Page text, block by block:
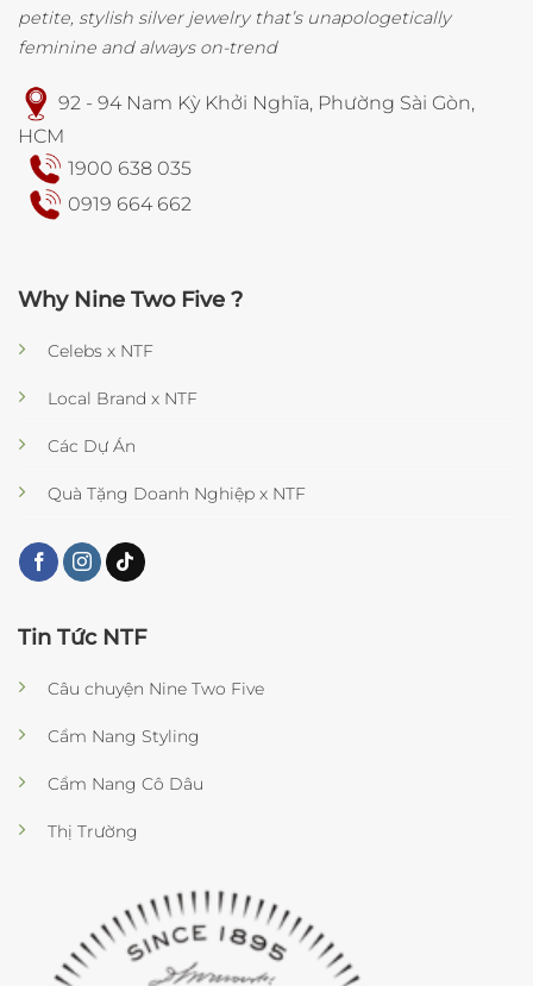
petite, stylish silver jewelry that’s unapologetically
feminine and always on-trend
92 - 94 Nam Kỳ Khởi Nghĩa, Phường Sài Gòn,
HCM
1900 638 035
0919 664 662
Why Nine Two Five ?
Celebs x NTF
Local Brand x NTF
Các Dự Án
Quà Tặng Doanh Nghiệp x NTF
Tin Tức NTF
Câu chuyện Nine Two Five
Cẩm Nang Styling
Cẩm Nang Cô Dâu
Thị Trường